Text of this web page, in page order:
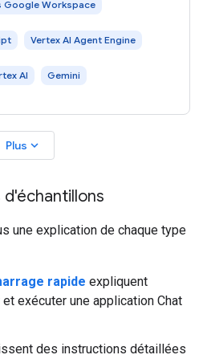
Google Workspace
Vertex AI Agent Engine
AI Gemini
Plus expand_more
une explication de chaque type
rapide expliquent
exécuter une application Chat
des instructions détaillées